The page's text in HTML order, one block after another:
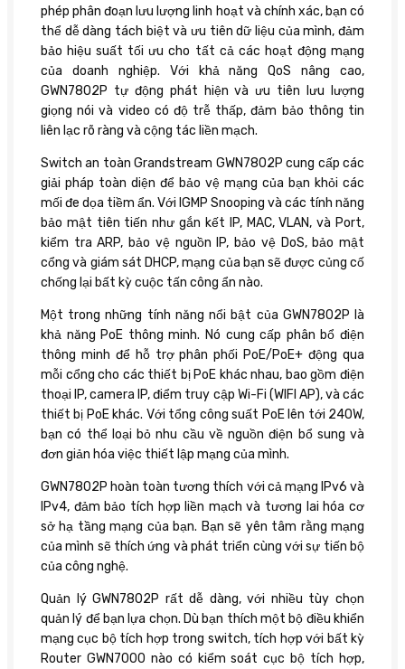
phép phân đoạn lưu lượng linh hoạt và chính xác, bạn có
thể dễ dàng tách biệt và ưu tiên dữ liệu của mình, đảm
bảo hiệu suất tối ưu cho tất cả các hoạt động mạng
của doanh nghiệp. Với khả năng QoS nâng cao,
GWN7802P tự động phát hiện và ưu tiên lưu lượng
giọng nói và video có độ trễ thấp, đảm bảo thông tin
liên lạc rõ ràng và cộng tác liền mạch.
Switch an toàn Grandstream GWN7802P cung cấp các
giải pháp toàn diện để bảo vệ mạng của bạn khỏi các
mối đe dọa tiềm ẩn. Với IGMP Snooping và các tính năng
bảo mật tiên tiến như gắn kết IP, MAC, VLAN, và Port,
kiểm tra ARP, bảo vệ nguồn IP, bảo vệ DoS, bảo mật
cổng và giám sát DHCP, mạng của bạn sẽ được củng cố
chống lại bất kỳ cuộc tấn công ẩn nào.
Một trong những tính năng nổi bật của GWN7802P là
khả năng PoE thông minh. Nó cung cấp phân bổ điện
thông minh để hỗ trợ phân phối PoE/PoE+ động qua
mỗi cổng cho các thiết bị PoE khác nhau, bao gồm điện
thoại IP, camera IP, điểm truy cập Wi-Fi (WIFI AP), và các
thiết bị PoE khác. Với tổng công suất PoE lên tới 240W,
bạn có thể loại bỏ nhu cầu về nguồn điện bổ sung và
đơn giản hóa việc thiết lập mạng của mình.
GWN7802P hoàn toàn tương thích với cả mạng IPv6 và
IPv4, đảm bảo tích hợp liền mạch và tương lai hóa cơ
sở hạ tầng mạng của bạn. Bạn sẽ yên tâm rằng mạng
của mình sẽ thích ứng và phát triển cùng với sự tiến bộ
của công nghệ.
Quản lý GWN7802P rất dễ dàng, với nhiều tùy chọn
quản lý để bạn lựa chọn. Dù bạn thích một bộ điều khiển
mạng cục bộ tích hợp trong switch, tích hợp với bất kỳ
Router GWN7000 nào có kiểm soát cục bộ tích hợp,